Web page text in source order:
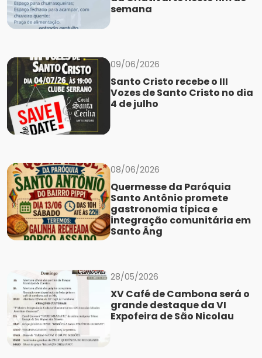
semana
09/06/2026
Santo Cristo recebe o III
Vozes de Santo Cristo no dia
4 de julho
08/06/2026
Quermesse da Paróquia
Santo Antônio promete
gastronomia típica e
integração comunitária em
Santo Âng
28/05/2026
XV Café de Cambona será o
grande destaque da VI
Expofeira de São Nicolau